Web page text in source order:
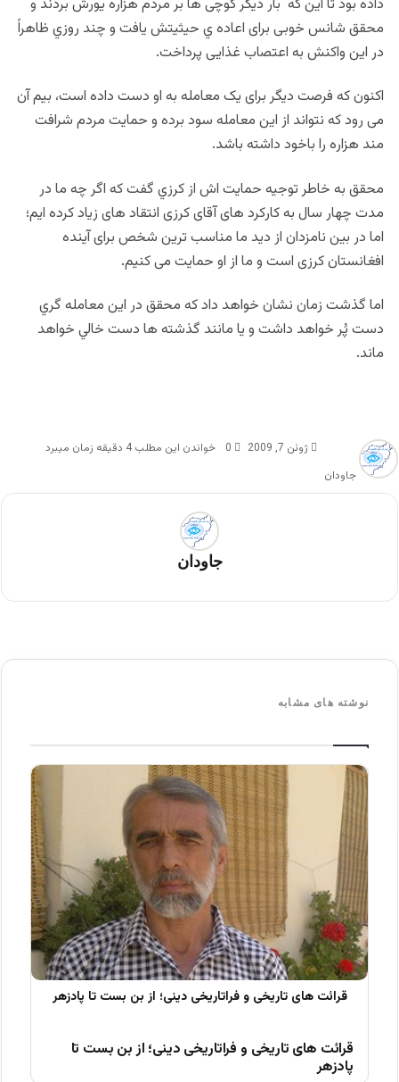
داده بود تا این که بار دیگر کوچی ها بر مردم هزاره یورش بردند و
محقق شانس خوبی برای اعاده ي حیثیتش یافت و چند روزي ظاهراً
در این واکنش به اعتصاب غذایی پرداخت.
اکنون که فرصت دیگر برای یک معامله به او دست داده است، بیم آن
می رود که نتواند از این معامله سود برده و حمایت مردم شرافت
مند هزاره را باخود داشته باشد.
محقق به خاطر توجيه حمايت اش از كرزي گفت كه اگر چه ما در
مدت چهار سال به کارکرد هاى آقاى کرزى انتقاد هاى زياد کرده ايم؛
اما در بين نامزدان از ديد ما مناسب ترين شخص براى آينده
افغانستان کرزى است و ما از او حمايت مى کنيم.
اما گذشت زمان نشان خواهد داد كه محقق در اين معامله گري
دست پُر خواهد داشت و يا مانند گذشته ها دست خالي خواهد
ماند.
جاودان
ژوئن 7, 2009 0 خواندن این مطلب 4 دقیقه زمان میبرد
جاودان
نوشته های مشابه
قرائت های تاریخی و فراتاریخی دینی؛ از بن بست تا
پادزهر